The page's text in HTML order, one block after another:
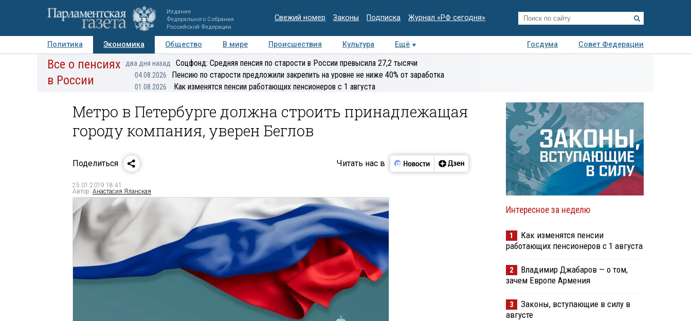
Издание
Федерального Собрания
Российской Федерации
Свежий номер Законы Подписка Журнал «РФ сегодня»
Политика Экономика Общество В мире Происшествия Культура Ещё Госдума
Совет Федерации
Авторы Персоны Мнения Регионы Медиацентр Интервью Колумнисты
Все о пенсиях
в России
два дня назад Соцфонд: Средняя пенсия по старости в России превысила 27,2 тысячи
04.08.2026 Пенсию по старости предложили закрепить на уровне не ниже 40% от заработка
01.08.2026 Как изменятся пенсии работающих пенсионеров с 1 августа
Метро в Петербурге должна строить принадлежащая
городу компания, уверен Беглов
Поделиться Читать нас в
25.01.2019 18:41
Автор: Анастасия Яланская
Интересное за неделю
1
Как изменятся пенсии
работающих пенсионеров с 1 августа
2
Владимир Джабаров — о том,
зачем Европе Армения
3
Законы, вступающие в силу в
августе